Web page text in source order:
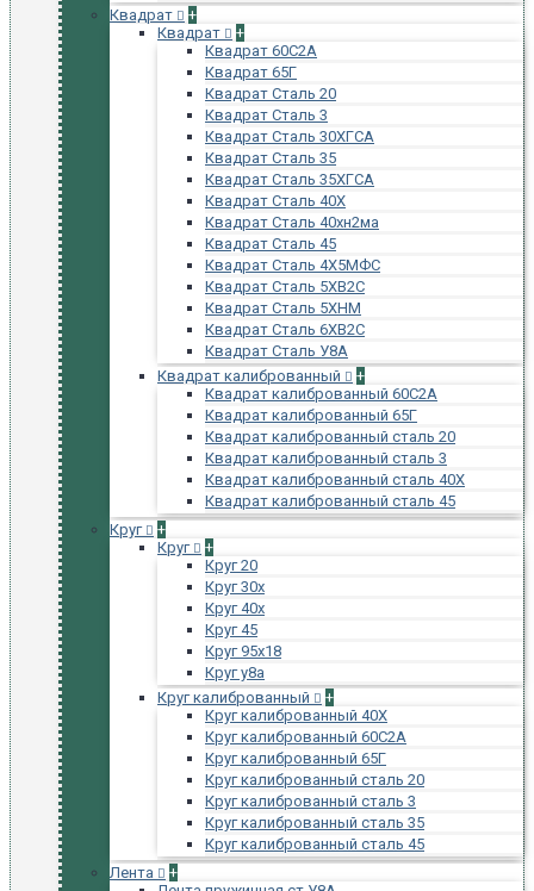
Квадрат
+
Квадрат
+
Квадрат 60С2А
Квадрат 65Г
Квадрат Сталь 20
Квадрат Сталь 3
Квадрат Сталь 30ХГСА
Квадрат Сталь 35
Квадрат Сталь 35ХГСА
Квадрат Сталь 40Х
Квадрат Сталь 40хн2ма
Квадрат Сталь 45
Квадрат Сталь 4Х5МФС
Квадрат Сталь 5ХВ2С
Квадрат Сталь 5ХНМ
Квадрат Сталь 6ХВ2С
Квадрат Сталь У8А
Квадрат калиброванный
+
Квадрат калиброванный 60С2А
Квадрат калиброванный 65Г
Квадрат калиброванный сталь 20
Квадрат калиброванный сталь 3
Квадрат калиброванный сталь 40Х
Квадрат калиброванный сталь 45
Круг
+
Круг
+
Круг 20
Круг 30х
Круг 40х
Круг 45
Круг 95х18
Круг у8а
Круг калиброванный
+
Круг калиброванный 40Х
Круг калиброванный 60С2А
Круг калиброванный 65Г
Круг калиброванный сталь 20
Круг калиброванный сталь 3
Круг калиброванный сталь 35
Круг калиброванный сталь 45
Лента
+